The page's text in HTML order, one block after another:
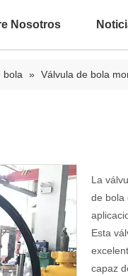
Nosotros
bola » Válvula de bola
La
de bola
Esta
capaz